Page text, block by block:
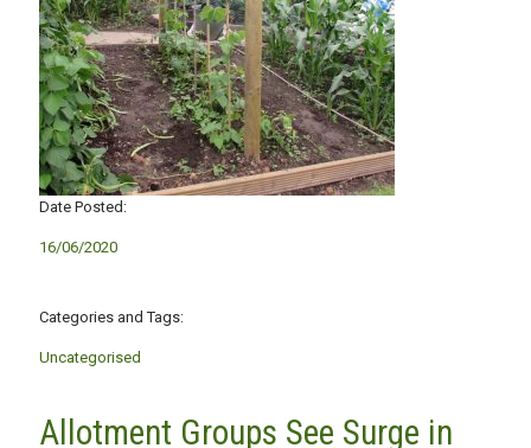
Date Posted:
16/06/2020
Categories and Tags:
Uncategorised
Allotment Groups See Surge in